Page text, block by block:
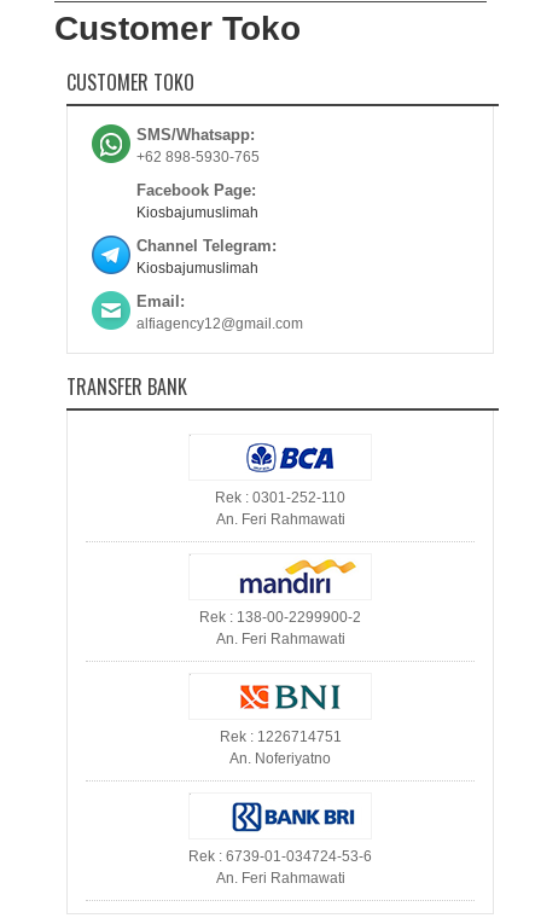
Customer Toko
CUSTOMER TOKO
SMS/Whatsapp:
+62 898-5930-765
Facebook Page:
Kiosbajumuslimah
Channel Telegram:
Kiosbajumuslimah
Email:
alfiagency12@gmail.com
TRANSFER BANK
Rek : 0301-252-110
An. Feri Rahmawati
Rek : 138-00-2299900-2
An. Feri Rahmawati
Rek : 1226714751
An. Noferiyatno
Rek : 6739-01-034724-53-6
An. Feri Rahmawati